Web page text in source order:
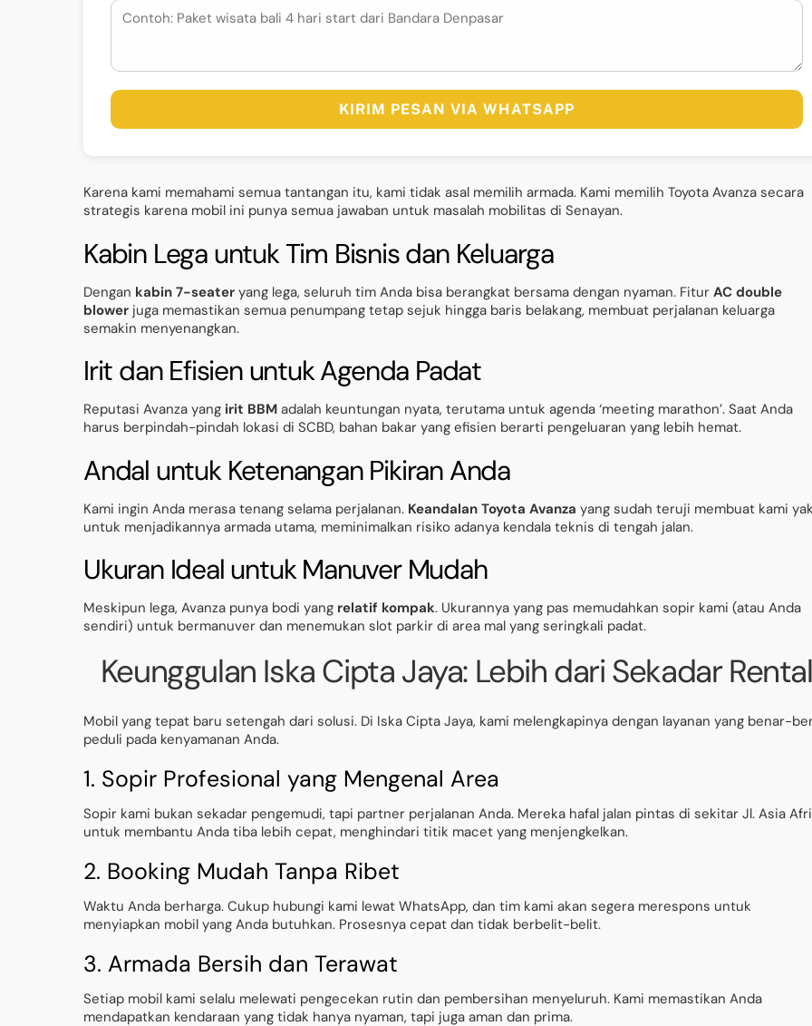
KIRIM PESAN VIA WHATSAPP
Karena kami memahami semua tantangan itu, kami tidak asal memilih armada. Kami memilih Toyota Avanza secara
strategis karena mobil ini punya semua jawaban untuk masalah mobilitas di Senayan.
Kabin Lega untuk Tim Bisnis dan Keluarga
Dengan kabin 7-seater yang lega, seluruh tim Anda bisa berangkat bersama dengan nyaman. Fitur AC double
blower juga memastikan semua penumpang tetap sejuk hingga baris belakang, membuat perjalanan keluarga
semakin menyenangkan.
Irit dan Efisien untuk Agenda Padat
Reputasi Avanza yang irit BBM adalah keuntungan nyata, terutama untuk agenda ‘meeting marathon’. Saat Anda
harus berpindah-pindah lokasi di SCBD, bahan bakar yang efisien berarti pengeluaran yang lebih hemat.
Andal untuk Ketenangan Pikiran Anda
Kami ingin Anda merasa tenang selama perjalanan. Keandalan Toyota Avanza yang sudah teruji membuat kami
untuk menjadikannya armada utama, meminimalkan risiko adanya kendala teknis di tengah jalan.
Ukuran Ideal untuk Manuver Mudah
Meskipun lega, Avanza punya bodi yang relatif kompak. Ukurannya yang pas memudahkan sopir kami (atau Anda
sendiri) untuk bermanuver dan menemukan slot parkir di area mal yang seringkali padat.
Keunggulan Iska Cipta Jaya: Lebih dari Sekadar Rental
Mobil yang tepat baru setengah dari solusi. Di Iska Cipta Jaya, kami melengkapinya dengan layanan yang benar-
peduli pada kenyamanan Anda.
1. Sopir Profesional yang Mengenal Area
Sopir kami bukan sekadar pengemudi, tapi partner perjalanan Anda. Mereka hafal jalan pintas di sekitar Jl. Asia
untuk membantu Anda tiba lebih cepat, menghindari titik macet yang menjengkelkan.
2. Booking Mudah Tanpa Ribet
Waktu Anda berharga. Cukup hubungi kami lewat WhatsApp, dan tim kami akan segera merespons untuk
menyiapkan mobil yang Anda butuhkan. Prosesnya cepat dan tidak berbelit-belit.
3. Armada Bersih dan Terawat
Setiap mobil kami selalu melewati pengecekan rutin dan pembersihan menyeluruh. Kami memastikan Anda
mendapatkan kendaraan yang tidak hanya nyaman, tapi juga aman dan prima.